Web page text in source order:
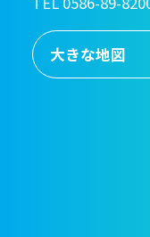
大きな地図